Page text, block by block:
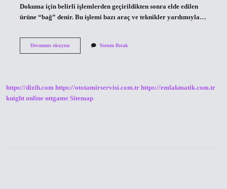
Dokuma için belirli işlemlerden geçirildikten sonra elde edilen
ürüne “bağ” denir. Bu işlemi bazı araç ve teknikler yardımıyla…
Devamını okuyunUrgan
Yorum Bırak
https://dizih.com https://ototamirservisi.com.tr https://emlakmatik.com.tr
knight online nttgame Sitemap